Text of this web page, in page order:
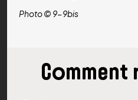
Photo © 9-9bis
Comment